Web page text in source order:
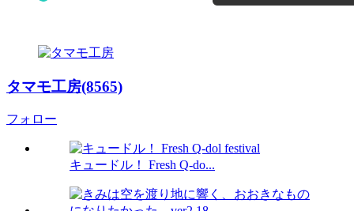
タマモ工房(8565)
フォロー
キュードル！ Fresh Q-do...